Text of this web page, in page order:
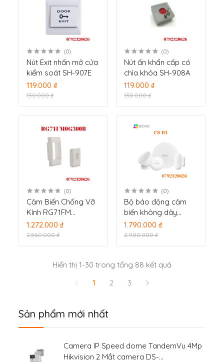
Sản phẩm mới nhất
Camera IP Speed dome TandemVu 4Mp
Hikvision 2 Mắt camera DS-
(0)
Nút Exit nhấn mở cửa
kiểm soát SH-907E
119.000 ₫
130.000 ₫
(0)
Nút ấn khẩn cấp có
chìa khóa SH-908A
119.000 ₫
130.000 ₫
(0)
Cảm Biến Chống Vỡ
Kính RG71FM
LIGHTSYS
1.272.000 ₫
2.560.000 ₫
(0)
Bộ báo động cảm
biến không dây
Zigbee EZVIZ CS-B1
1.790.000 ₫
2.900.000 ₫
Hiển thị 1-30 trong tổng 88 kết quả
1
2 3